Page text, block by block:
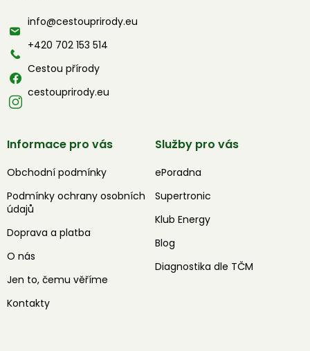
t info@cestouprirody.eu
+420 702 153 514
Cestou přírody
cestouprirody.eu
Informace pro vás
Obchodní podmínky
Podmínky ochrany osobních
údajů
Doprava a platba
O nás
Jen to, čemu věříme
Kontakty
Služby pro vás
ePoradna
Supertronic
Klub Energy
Blog
Diagnostika dle TČM